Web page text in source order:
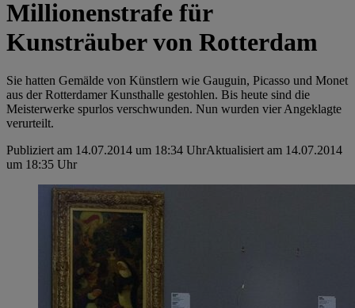
Millionenstrafe für
Kunsträuber von Rotterdam
Sie hatten Gemälde von Künstlern wie Gauguin, Picasso und Monet
aus der Rotterdamer Kunsthalle gestohlen. Bis heute sind die
Meisterwerke spurlos verschwunden. Nun wurden vier Angeklagte
verurteilt.
Publiziert am 14.07.2014 um 18:34 UhrAktualisiert am 14.07.2014
um 18:35 Uhr